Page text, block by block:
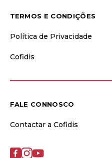
TERMOS E CONDIÇÕES
Política de Privacidade
Cofidis
FALE CONNOSCO
Contactar a Cofidis